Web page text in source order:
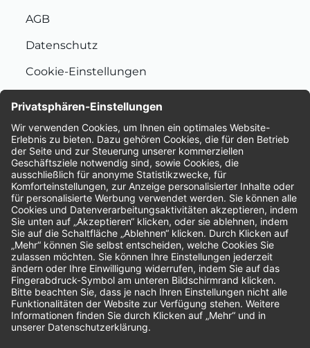
AGB
Datenschutz
Cookie-Einstellungen
Bewertungen